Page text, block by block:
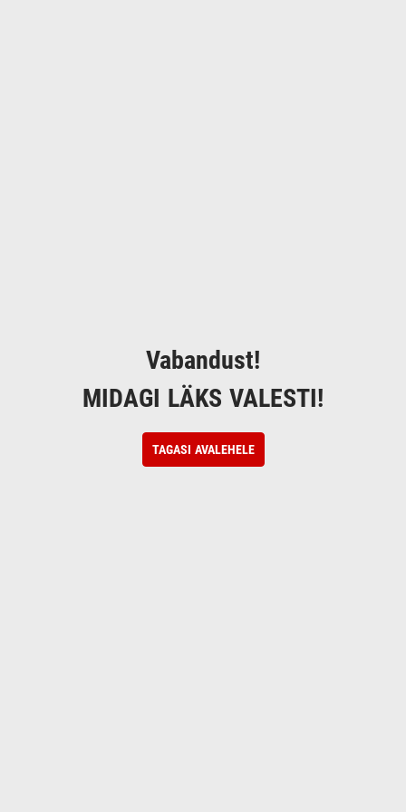
Vabandust!
MIDAGI LÄKS VALESTI!
TAGASI AVALEHELE